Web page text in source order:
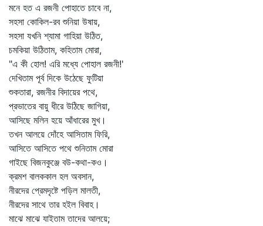
মনে হত এ রজনী পোহাতে চাবে না,
সহসা কোকিল-রব শুনিয়া উষায়,
সহসা যখনি শ্যামা গাহিয়া উঠিত,
চমকিয়া উঠিতাম, কহিতাম মোরা,
"এ কী হোল! এরি মধ্যে পোহাল রজনী!'
দেখিতাম পূর্ব দিকে উঠেছে ফুটিয়া
শুকতারা, রজনীর বিদায়ের পথে,
প্রভাতের বায়ু ধীরে উঠিছে জাগিয়া,
আসিছে মলিন হয়ে আঁধারের মুখ।
তখন আলয়ে দোঁহে আসিতাম ফিরি,
আসিতে আসিতে পথে শুনিতাম মোরা
গাইছে বিজনকুঞ্জে বউ-কথা-কও।
ক্রমশ বালককাল হল অবসান,
নীরদের প্রেমদৃষ্টে পড়িল মালতী,
নীরদের সাথে তার হইল বিবাহ।
মাঝে মাঝে যাইতাম তাদের আলয়ে;